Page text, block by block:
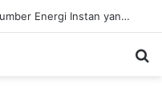
Manfaat Buah Kurma Sebagai Sumber Energi Instan yang Sehat dan Bergizi untuk Kesehatan